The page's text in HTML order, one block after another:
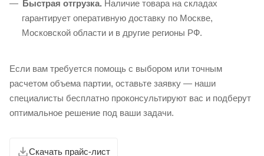
Быстрая отгрузка. Наличие товара на складах
гарантирует оперативную доставку по Москве,
Московской области и в другие регионы РФ.
Если вам требуется помощь с выбором или точным
расчетом объема партии, оставьте заявку — наши
специалисты бесплатно проконсультируют вас и подберут
оптимальное решение под ваши задачи.
Скачать прайс-лист